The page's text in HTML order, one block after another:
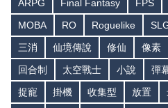
ARPG Final Fantasy FPS
MOBA
RO Roguelike
三消
仙境傳說 修仙 像素
回合制
太空戰士 小說 彈
捉寵
掛機 收集型 放置